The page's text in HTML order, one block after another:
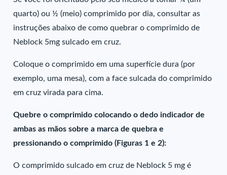
quarto) ou ½ (meio) comprimido por dia, consultar as
instruções abaixo de como quebrar o comprimido de
Neblock 5mg sulcado em cruz.
Coloque o comprimido em uma superfície dura (por
exemplo, uma mesa), com a face sulcada do comprimido
em cruz virada para cima.
Quebre o comprimido colocando o dedo indicador de
ambas as mãos sobre a marca de quebra e
pressionando o comprimido (Figuras 1 e 2):
O comprimido sulcado em cruz de Neblock 5 mg é